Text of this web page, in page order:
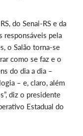
do Senai-RS e da
responsáveis pela
o Salão torna-se
como se faz e o
do dia a dia –
– e, claro, além
diz o presidente
Estadual do